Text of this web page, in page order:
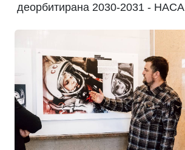
деорбитирана 2030-2031 - НАСА